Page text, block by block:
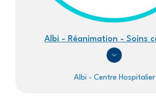
Albi - Réanimation - Soins
Albi - Centre Hospitalier